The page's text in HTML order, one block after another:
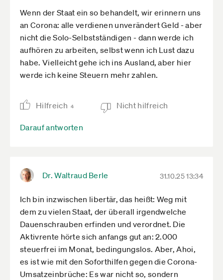
Posten im Bundeshaushalt und droht jungen
Berufsstartern auf die Füße zu fallen. Sie rüttelt an
den Grundlagen der Staatlichkeit, unserer
Demokratie!
Wenn der Staat ein so behandelt, wir erinnern uns
an Corona: alle verdienen unverändert Geld - aber
nicht die Solo-Selbstständigen - dann werde ich
aufhören zu arbeiten, selbst wenn ich Lust dazu
habe. Vielleicht gehe ich ins Ausland, aber hier
werde ich keine Steuern mehr zahlen.
Hilfreich 4 Nicht hilfreich
Darauf antworten
Dr. Waltraud Berle 31.10.25 13:34
Ich bin inzwischen libertär, das heißt: Weg mit
dem zu vielen Staat, der überall irgendwelche
Dauenschrauben erfinden und verordnet. Die
Aktivrente hörte sich anfangs gut an: 2.000
steuerfrei im Monat, bedingungslos. Aber, Ahoi,
es ist wie mit den Soforthilfen gegen die Corona-
Umsatzeinbrüche: Es war nicht so, sondern